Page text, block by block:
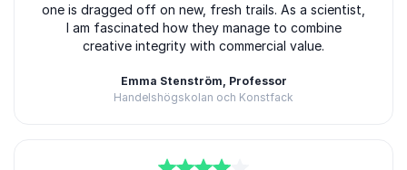
one is dragged off on new, fresh trails. As a scientist,
I am fascinated how they manage to combine
creative integrity with commercial value.
Emma Stenström, Professor
Handelshögskolan och Konstfack